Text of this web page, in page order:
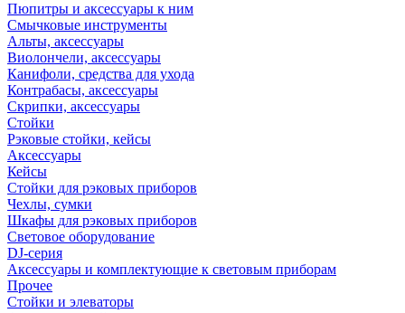
Пюпитры и аксессуары к ним
Смычковые инструменты
Альты, аксессуары
Виолончели, аксессуары
Канифоли, средства для ухода
Контрабасы, аксессуары
Скрипки, аксессуары
Стойки
Рэковые стойки, кейсы
Аксессуары
Кейсы
Стойки для рэковых приборов
Чехлы, сумки
Шкафы для рэковых приборов
Световое оборудование
DJ-серия
Аксессуары и комплектующие к световым приборам
Прочее
Стойки и элеваторы